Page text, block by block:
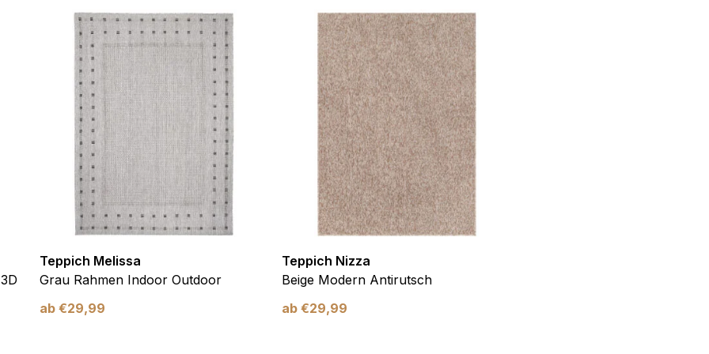
Teppich Melissa
Grau Rahmen Indoor Outdoor
ab €29,99
Teppich Nizza
Beige Modern Antirutsch
ab €29,99
Betreibern zu verstehen, wie sich verschiedene Benutzer auf der Website verhalten,
sammeln und melden.
um Benutzer über Websites hinweg zu verfolgen. Das Ziel ist es, Anzeigen
Benutzer relevant und ansprechend sind und somit wertvoller für Herausgeber und
sind solche, die analysiert werden und noch keiner Kategorie zugeordnet wurden.
Meine Einstellungen speichern Alle akzeptieren